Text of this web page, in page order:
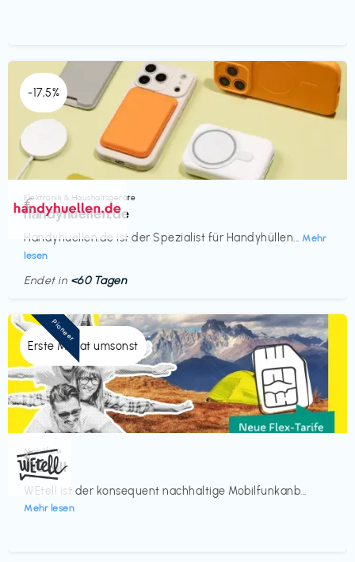
-17,5%
Elektronik & Haushaltsgeräte
handyhuellen.de
Handyhuellen.de ist der Spezialist für Handyhüllen... Mehr
lesen
€‎
Endet in <60 Tagen
Erste Monat umsonst
Mobilfunk
WEtell
WEtell ist der konsequent nachhaltige Mobilfunkanb...
Mehr lesen
€‎
Pioneer